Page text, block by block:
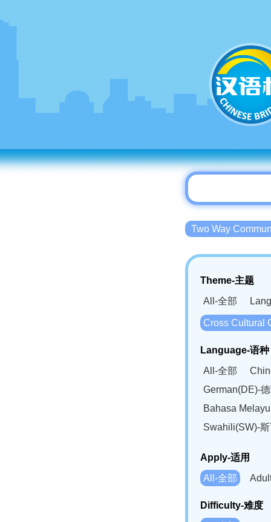
Two Way
Theme-主题
All-全部
Cross Cultural
Language-语种
All-全部
German(DE)-
Bahasa
Swahili(SW)-
Apply-适用
All-全部
Difficulty-难度